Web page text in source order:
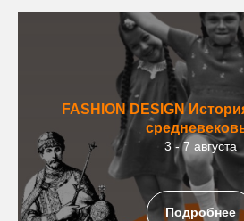
FASHION DESIGN
3 - 7 августа
Подробнее